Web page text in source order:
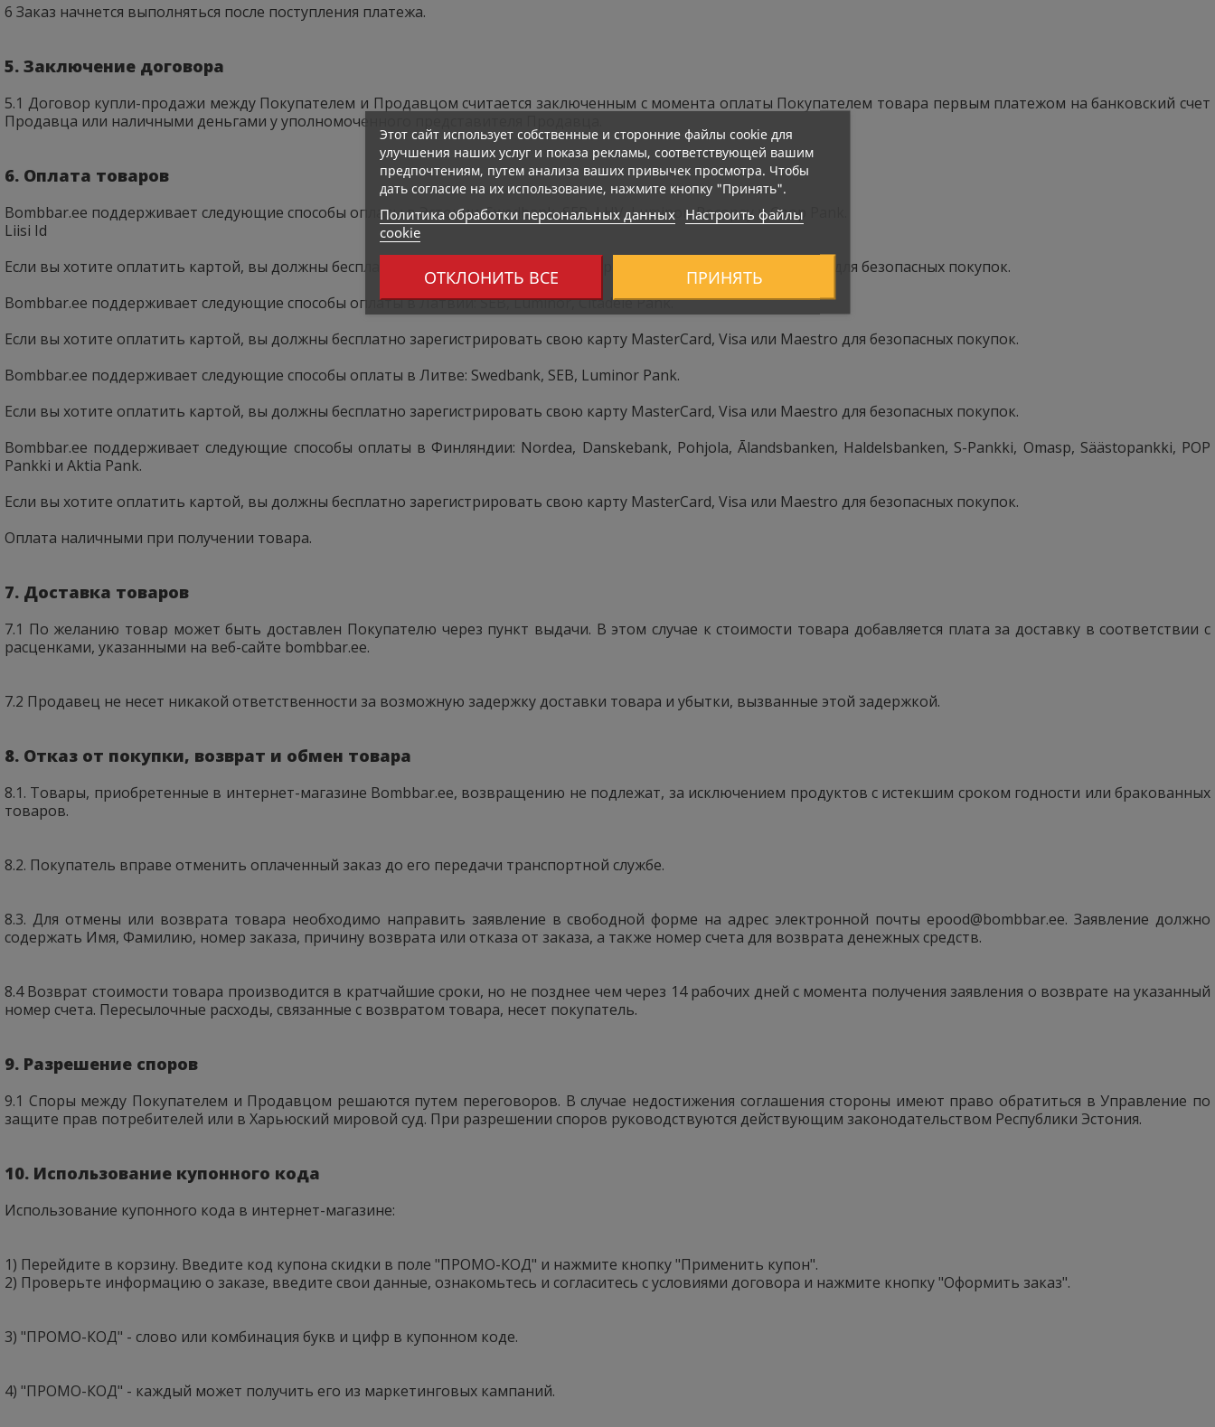
6 Заказ начнется выполняться после поступления платежа.
5. Заключение договора
5.1 Договор купли-продажи между Покупателем и Продавцом считается заключенным с момента оплаты Покупателем товара первым платежом на банковский счет
Продавца или наличными деньгами у уполномоченного представителя Продавца.
6. Оплата товаров
Bombbar.ee поддерживает следующие способы оплаты в Эстонии: Swedbank, SEB, LHV, Luminor, Pocopay и Coop Pank.
Liisi Id
Если вы хотите оплатить картой, вы должны бесплатно зарегистрировать свою карту MasterCard, Visa или Mestro для безопасных покупок.
Bombbar.ee поддерживает следующие способы оплаты в Латвии: SEB, Luminor, Citadele Pank.
Если вы хотите оплатить картой, вы должны бесплатно зарегистрировать свою карту MasterCard, Visa или Maestro для безопасных покупок.
Bombbar.ee поддерживает следующие способы оплаты в Литве: Swedbank, SEB, Luminor Pank.
Если вы хотите оплатить картой, вы должны бесплатно зарегистрировать свою карту MasterCard, Visa или Maestro для безопасных покупок.
Bombbar.ee поддерживает следующие способы оплаты в Финляндии: Nordea, Danskebank, Pohjola, Ālandsbanken, Haldelsbanken, S-Pankki, Omasp, Säästopankki, POP
Pankki и Aktia Pank.
Если вы хотите оплатить картой, вы должны бесплатно зарегистрировать свою карту MasterCard, Visa или Maestro для безопасных покупок.
Оплата наличными при получении товара.
7. Доставка товаров
7.1 По желанию товар может быть доставлен Покупателю через пункт выдачи. В этом случае к стоимости товара добавляется плата за доставку в соответствии с
расценками, указанными на веб-сайте bombbar.ee.
7.2 Продавец не несет никакой ответственности за возможную задержку доставки товара и убытки, вызванные этой задержкой.
8. Отказ от покупки, возврат и обмен товара
8.1. Товары, приобретенные в интернет-магазине Bombbar.ee, возвращению не подлежат, за исключением продуктов с истекшим сроком годности или бракованных
товаров.
8.2. Покупатель вправе отменить оплаченный заказ до его передачи транспортной службе.
8.3. Для отмены или возврата товара необходимо направить заявление в свободной форме на адрес электронной почты epood@bombbar.ee. Заявление должно
содержать Имя, Фамилию, номер заказа, причину возврата или отказа от заказа, а также номер счета для возврата денежных средств.
8.4 Возврат стоимости товара производится в кратчайшие сроки, но не позднее чем через 14 рабочих дней с момента получения заявления о возврате на указанный
номер счета. Пересылочные расходы, связанные с возвратом товара, несет покупатель.
9. Разрешение споров
9.1 Споры между Покупателем и Продавцом решаются путем переговоров. В случае недостижения соглашения стороны имеют право обратиться в Управление по
защите прав потребителей или в Харьюский мировой суд. При разрешении споров руководствуются действующим законодательством Республики Эстония.
10. Использование купонного кода
Использование купонного кода в интернет-магазине:
1) Перейдите в корзину. Введите код купона скидки в поле "ПРОМО-КОД" и нажмите кнопку "Применить купон".
2) Проверьте информацию о заказе, введите свои данные, ознакомьтесь и согласитесь с условиями договора и нажмите кнопку "Оформить заказ".
3) "ПРОМО-КОД" - слово или комбинация букв и цифр в купонном коде.
4) "ПРОМО-КОД" - каждый может получить его из маркетинговых кампаний.
Этот сайт использует собственные и сторонние файлы cookie для
улучшения наших услуг и показа рекламы, соответствующей вашим
предпочтениям, путем анализа ваших привычек просмотра. Чтобы
дать согласие на их использование, нажмите кнопку "Принять".
Политика обработки персональных данных
Настроить файлы
cookie
ОТКЛОНИТЬ ВСЕ ПРИНЯТЬ